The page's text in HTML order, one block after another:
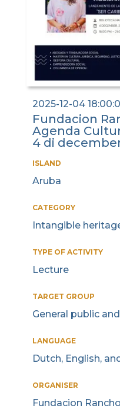
2025-12-04
Fundacion
Agenda
4 di
ISLAND
Aruba
CATEGORY
Intangible
TYPE OF ACTIVITY
Lecture
TARGET GROUP
General public
LANGUAGE
Dutch, English,
ORGANISER
Fundacion